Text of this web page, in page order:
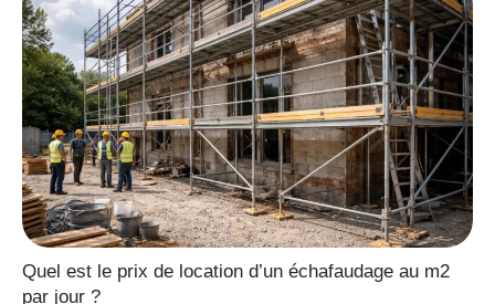
Quel est le prix de location d’un échafaudage au m2
par jour ?